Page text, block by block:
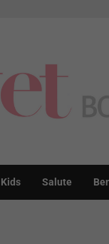
Kids Salute